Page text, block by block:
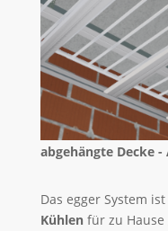
abgehängte Decke
Das egger System
Kühlen für zu Hause